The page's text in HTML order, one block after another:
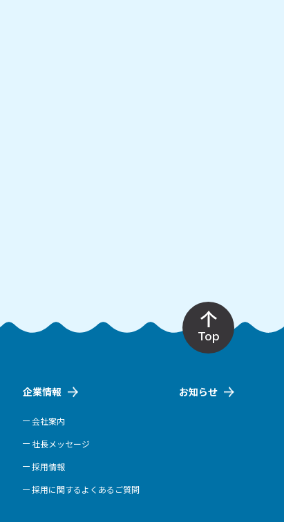
Top
企業情報
会社案内
社長メッセージ
採用情報
採用に関するよくあるご質問
お知らせ